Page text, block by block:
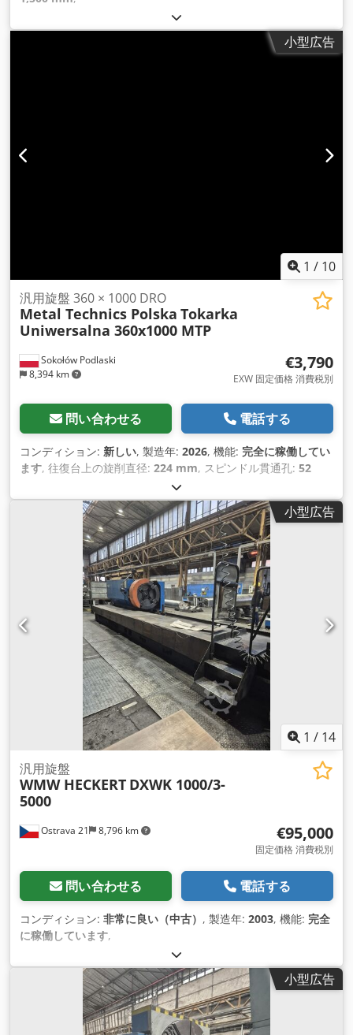
小型広告
1 / 10
Sokołów Podlaski
8,394 km
汎用旋盤 360 × 1000 DRO
Metal Technics Polska Tokarka
Uniwersalna 360x1000 MTP
€3,790
EXW 固定価格 消費税別
問い合わせる 電話する
コンディション: 新しい, 製造年: 2026, 機能: 完全に稼働してい
ます, 往復台上の旋削直径: 224 mm, スピンドル貫通孔: 52
, ベッドスライド上の旋削径:
mm, 旋削長さ:1,000 mm, 全長:1,850 mm, 全幅:700 mm,
1,290 mm, 主軸回転速度（最大）:2,000 回転/分 , 主軸回
転速度（最小）:90 回転/分, クロススライド上の旋回直径:
, メートルねじ径（最大）:10 mm, ベッド幅:
ャップ部分の旋削径:52 mm, 最大回転速度:2,000 回転/分
転速度（最小）:90 回転/分, 入力電流の種類:三相, 総重量:
kg（キログラム）,
小型広告
1 / 14
Ostrava 21 8,796 km
汎用旋盤
WMW HECKERT DXWK 1000/3-
5000
€95,000
固定価格 消費税別
問い合わせる 電話する
コンディション: 非常に良い（中古） , 製造年: 2003, 機能: 完全
に稼働しています,
小型広告